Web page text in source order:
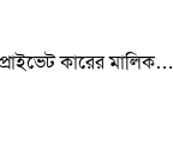
কারের মালিক…